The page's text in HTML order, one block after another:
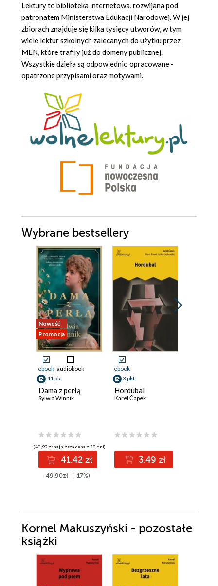
Lektury to biblioteka internetowa, rozwijana pod
patronatem Ministerstwa Edukacji Narodowej. W jej
zbiorach znajduje się kilka tysięcy utworów, w tym
wiele lektur szkolnych zalecanych do użytku przez
MEN, które trafiły już do domeny publicznej.
Wszystkie dzieła są odpowiednio opracowane -
opatrzone przypisami oraz motywami.
Wybrane bestsellery
Nowość
Promocja
ebook audiobook
41 pkt
Dama z perłą
Sylwia Winnik
(40,92 zł najniższa cena z 30 dni)
41.42 zł
49.90zł (-17%)
ebook
3 pkt
Hordubal
Karel Čapek
3.49 zł
Kornel Makuszyński - pozostałe
książki